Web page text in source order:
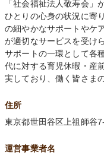
「社会福祉法人敬寿会」
ひとりの心身の状況に寄
の細やかなサポートやケ
が適切なサービスを受け
サポートの一環として各
代に対する育児休暇・産
実しており、働く皆さま
住所
東京都世田谷区上祖師谷
運営事業者名